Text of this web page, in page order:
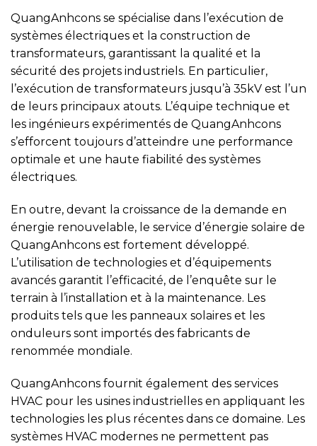
QuangAnhcons se spécialise dans l’exécution de
systèmes électriques et la construction de
transformateurs, garantissant la qualité et la
sécurité des projets industriels. En particulier,
l’exécution de transformateurs jusqu’à 35kV est l’un
de leurs principaux atouts. L’équipe technique et
les ingénieurs expérimentés de QuangAnhcons
s’efforcent toujours d’atteindre une performance
optimale et une haute fiabilité des systèmes
électriques.
En outre, devant la croissance de la demande en
énergie renouvelable, le service d’énergie solaire de
QuangAnhcons est fortement développé.
L’utilisation de technologies et d’équipements
avancés garantit l’efficacité, de l’enquête sur le
terrain à l’installation et à la maintenance. Les
produits tels que les panneaux solaires et les
onduleurs sont importés des fabricants de
renommée mondiale.
QuangAnhcons fournit également des services
HVAC pour les usines industrielles en appliquant les
technologies les plus récentes dans ce domaine. Les
systèmes HVAC modernes ne permettent pas